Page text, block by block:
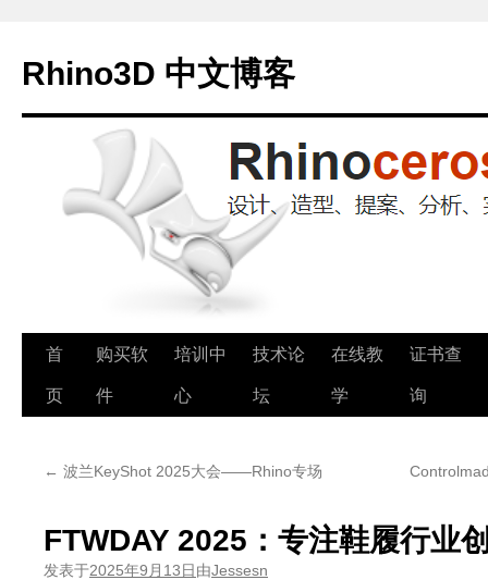
Rhino3D 中文博客
跳
至
首
页
购买软
件
培训中
心
技术论
坛
在线教
学
证书查
询
← 波兰KeyShot 2025大会——Rhino专场
FTWDAY 2025：专注鞋履行业
发表于2025年9月13日由Jessesn